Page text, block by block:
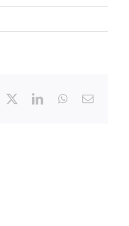
LinkedInWhatsApp
Email